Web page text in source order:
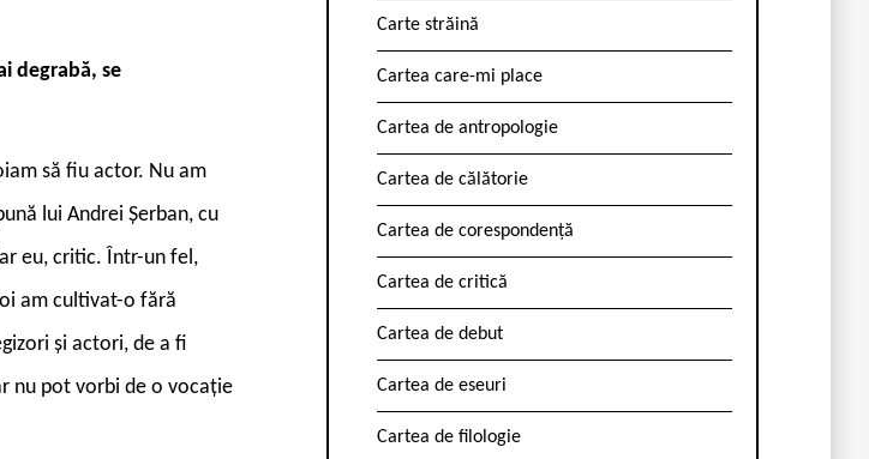
degrabă, se
să fiu actor. Nu am
lui Andrei Șerban, cu
eu, critic. Într-un fel,
am cultivat-o fără
și actori, de a fi
nu pot vorbi de o vocație
Carte străină
Cartea care-mi place
Cartea de antropologie
Cartea de călătorie
Cartea de corespondență
Cartea de critică
Cartea de debut
Cartea de eseuri
Cartea de filologie